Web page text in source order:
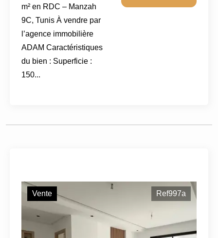
m² en RDC – Manzah
9C, Tunis À vendre par
l’agence immobilière
ADAM Caractéristiques
du bien : Superficie :
150...
Vente Ref997a